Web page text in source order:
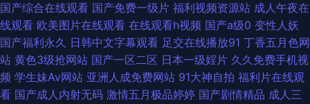
欧美人妖五月天 三级片网av 亚洲成网站 91黑丝无码 97超碰人人 操逼片不
卡 福利在线网址导航 精品久久超碰 欧美性爱黄色 人人操人人超碰 日韩欧美
精品撸 亚洲色图欧美 成人淫视频 老司机瑟瑟导航 欧美成人黄色 欧美色一区
国产综合在线观看 国产免费一级片 福利视频资源站 成人午夜在
线观看 欧美图片在线观看 在线观看h视频 国产a级0 变性人妖
国产福利永久 日韩中文字幕观看 足交在线播放91 丁香五月色网
站 黄色3级抢网站 国产一区二区 日本一级婬片 久久免费手机视
频 学生妹Av网站 亚洲人成免费网站 91大神自拍 福利片在线观
看 国产成人内射无码 激情五月极品婷婷 国产剧情精品 成人三